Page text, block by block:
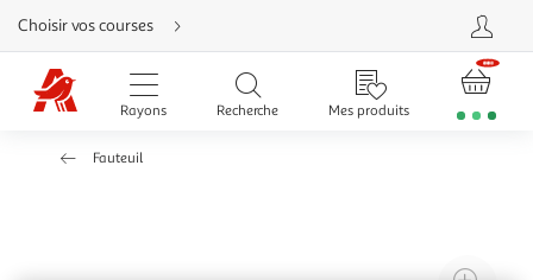
Aller
directement
au
contenu
Aller
directement
Aller
Choisir vos courses
Rayons Recherche Mes produits
Fauteuil